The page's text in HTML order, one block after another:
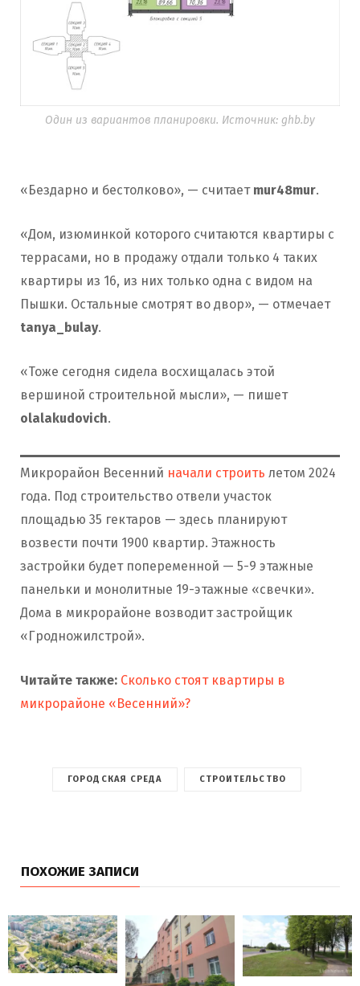
Один из вариантов планировки. Источник: ghb.by
«Бездарно и бестолково», — считает mur48mur.
«Дом, изюминкой которого считаются квартиры с
террасами, но в продажу отдали только 4 таких
квартиры из 16, из них только одна с видом на
Пышки. Остальные смотрят во двор», — отмечает
tanya_bulay.
«Тоже сегодня сидела восхищалась этой
вершиной строительной мысли», — пишет
olalakudovich.
Микрорайон Весенний начали строить летом 2024
года. Под строительство отвели участок
площадью 35 гектаров — здесь планируют
возвести почти 1900 квартир. Этажность
застройки будет попеременной — 5-9 этажные
панельки и монолитные 19-этажные «свечки».
Дома в микрорайоне возводит застройщик
«Гродножилстрой».
Читайте также: Сколько стоят квартиры в
микрорайоне «Весенний»?
ГОРОДСКАЯ СРЕДА СТРОИТЕЛЬСТВО
ПОХОЖИЕ ЗАПИСИ